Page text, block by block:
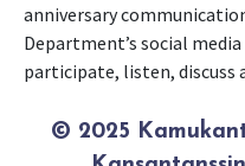
anniversary
Department’s social
participate, listen, discuss
© 2025